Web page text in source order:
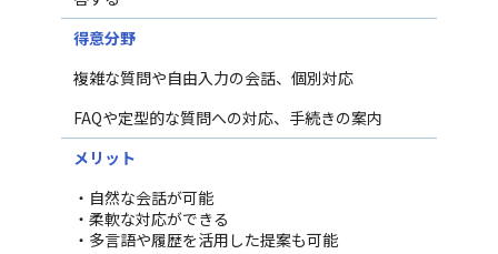
得意分野
複雑な質問や自由入力の会話、個別対応
FAQや定型的な質問への対応、手続きの案内
メリット
・自然な会話が可能
・柔軟な対応ができる
・多言語や履歴を活用した提案も可能